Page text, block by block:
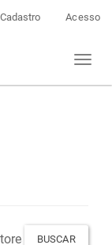
Cadastro Acesso
Toggle